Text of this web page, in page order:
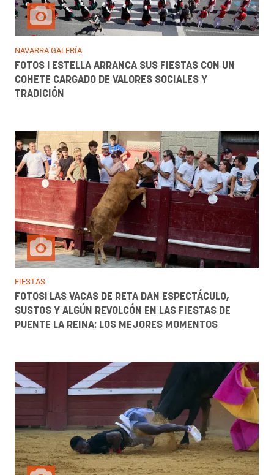
NAVARRA GALERÍA
FOTOS | ESTELLA ARRANCA SUS FIESTAS CON UN
COHETE CARGADO DE VALORES SOCIALES Y
TRADICIÓN
FIESTAS
FOTOS| LAS VACAS DE RETA DAN ESPECTÁCULO,
SUSTOS Y ALGÚN REVOLCÓN EN LAS FIESTAS DE
PUENTE LA REINA: LOS MEJORES MOMENTOS